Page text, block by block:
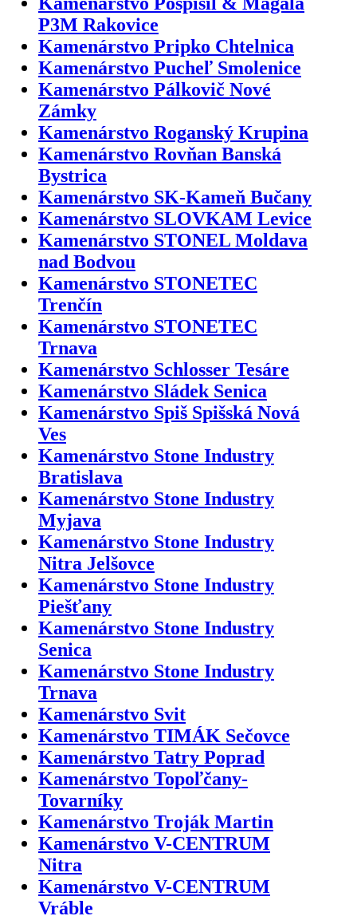
P3M Rakovice
Kamenárstvo Pripko Chtelnica
Kamenárstvo Pucheľ Smolenice
Kamenárstvo Pálkovič Nové
Zámky
Kamenárstvo Roganský Krupina
Kamenárstvo Rovňan Banská
Bystrica
Kamenárstvo SK-Kameň Bučany
Kamenárstvo SLOVKAM Levice
Kamenárstvo STONEL Moldava
nad Bodvou
Kamenárstvo STONETEC
Trenčín
Kamenárstvo STONETEC
Trnava
Kamenárstvo Schlosser Tesáre
Kamenárstvo Sládek Senica
Kamenárstvo Spiš Spišská Nová
Ves
Kamenárstvo Stone Industry
Bratislava
Kamenárstvo Stone Industry
Myjava
Kamenárstvo Stone Industry
Nitra Jelšovce
Kamenárstvo Stone Industry
Piešťany
Kamenárstvo Stone Industry
Senica
Kamenárstvo Stone Industry
Trnava
Kamenárstvo Svit
Kamenárstvo TIMÁK Sečovce
Kamenárstvo Tatry Poprad
Kamenárstvo Topoľčany-
Tovarníky
Kamenárstvo Troják Martin
Kamenárstvo V-CENTRUM
Nitra
Kamenárstvo V-CENTRUM
Vráble